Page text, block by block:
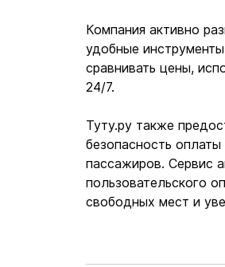
Компания активно
удобные
сравнивать цены,
24/7.
Туту.ру также
безопасность
пассажиров. Сервис
пользовательского
свободных мест и